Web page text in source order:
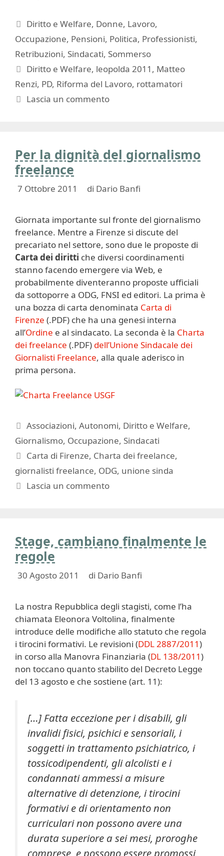
Categorie
Diritto e Welfare, Donne, Lavoro,
Occupazione, Pensioni, Politica, Professionisti,
Retribuzioni, Sindacati, Sommerso
Tag
Diritto e Welfare, leopolda 2011 , Matteo
Renzi, PD, Riforma del Lavoro, rottamatori
Lascia un commento
Per la dignità del giornalismo
freelance
7 Ottobre 2011 di Dario Banfi
Giornata importante sul fronte del giornalismo
freelance. Mentre a Firenze si discute del
precariato nel settore, sono due le proposte di
Carta dei diritti che diversi coordinamenti
stanno facendo emergere via Web, e
probabilmente diventeranno proposte ufficiali
da sottoporre a ODG, FNSI ed editori. La prima è
una bozza di carta denominata Carta di
Firenze (.PDF) che ha una genesi interna
all’Ordine e al sindacato. La seconda è la Charta
dei freelance (.PDF) dell’Unione Sindacale dei
Giornalisti Freelance, alla quale aderisco in
prima persona.
Categorie
Associazioni,Autonomi, Diritto e Welfare,
Giornalismo, Occupazione, Sindacati
Tag
Carta di Firenze, Charta dei freelance,
giornalisti freelance, ODG, unione sinda
Lascia un commento
Stage, cambiano finalmente le
regole
30 Agosto 2011 di Dario Banfi
La nostra Repubblica degli stagisti, come l’ha
chiamata Eleonora Voltolina, finalmente
introduce delle modifiche allo statuto che regola
i tirocini formativi. Le revisioni (DDL 2887/2011)
in corso alla Manovra Finanziaria (DL 138/2011)
non toccano quanto stabilito del Decreto Legge
del 13 agosto e che sostiene (art. 11):
[…] Fatta eccezione per i disabili, gli
invalidi fisici, psichici e sensoriali, i
soggetti in trattamento psichiatrico, i
tossicodipendenti, gli alcolisti e i
condannati ammessi a misure
alternative di detenzione, i tirocini
formativi e di orientamento non
curriculari non possono avere una
durata superiore a sei mesi, proroghe
comprese, e possono essere promossi